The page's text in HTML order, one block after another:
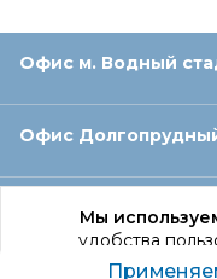
Мы
удобства
Офис м. Водный
Офис
Офис